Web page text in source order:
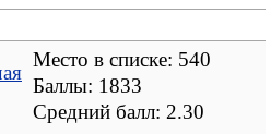
Место в списке: 540
Баллы: 1833
Средний балл: 2.30